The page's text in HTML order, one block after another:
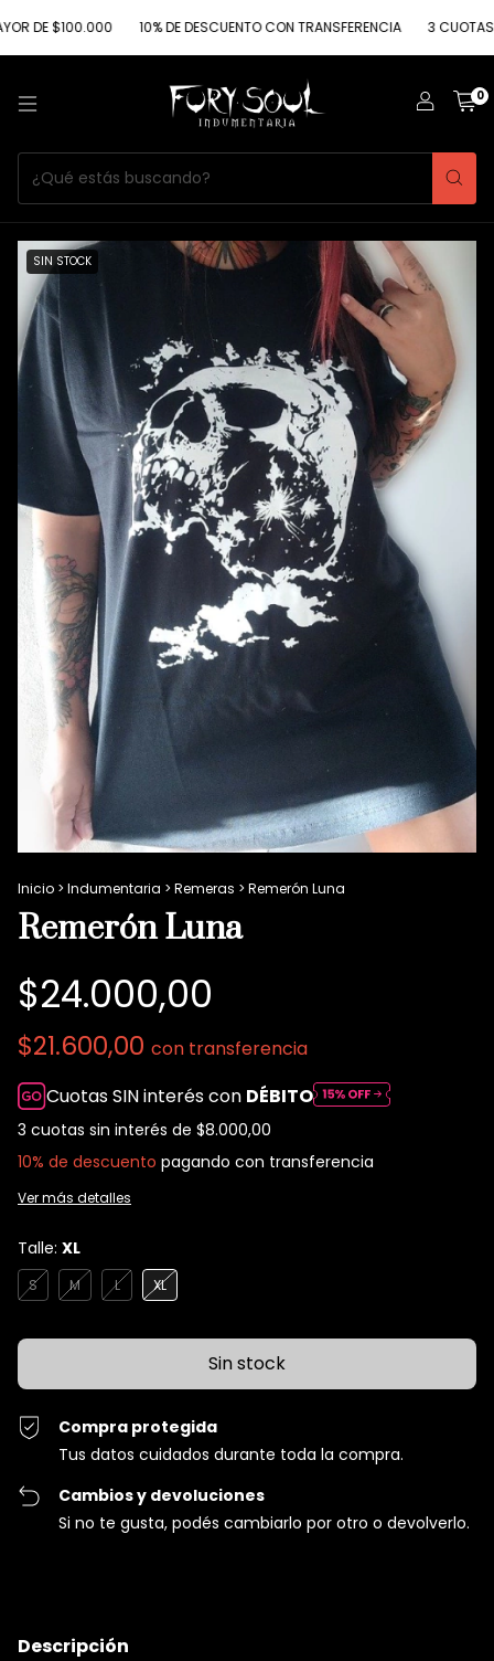
$100.000 10% DE DESCUENTO CON TRANSFERENCIA 3 CUOTAS SIN
0
SIN STOCK
Inicio > Indumentaria > Remeras > Remerón Luna
Remerón Luna
$24.000,00
$21.600,00 con transferencia
Cuotas SIN interés con DÉBITO
3 cuotas sin interés de $8.000,00
10% de descuento pagando con transferencia
Ver más detalles
Talle: XL
S M L XL
Compra protegida
Tus datos cuidados durante toda la compra.
Cambios y devoluciones
Si no te gusta, podés cambiarlo por otro o devolverlo.
Descripción